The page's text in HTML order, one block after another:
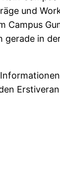
und
Campus
in